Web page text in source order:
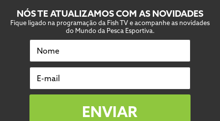
NÓS TE ATUALIZAMOS COM AS NOVIDADES
Fique ligado na programação da Fish TV e acompanhe as novidades
do Mundo da Pesca Esportiva.
Nome
E-mail
ENVIAR